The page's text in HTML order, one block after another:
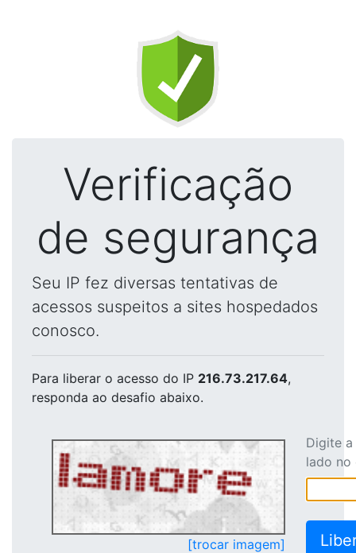
Verificação
de segurança
Seu IP fez diversas tentativas de
acessos suspeitos a sites hospedados
conosco.
Para liberar o acesso do IP 216.73.217.64,
responda ao desafio abaixo.
[trocar imagem]
Digite
lado no